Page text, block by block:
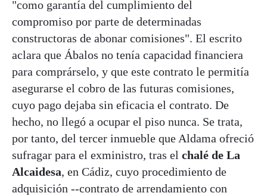
"como garantía del cumplimiento del
compromiso por parte de determinadas
constructoras de abonar comisiones". El escrito
aclara que Ábalos no tenía capacidad financiera
para comprárselo, y que este contrato le permitía
asegurarse el cobro de las futuras comisiones,
cuyo pago dejaba sin eficacia el contrato. De
hecho, no llegó a ocupar el piso nunca. Se trata,
por tanto, del tercer inmueble que Aldama ofreció
sufragar para el exministro, tras el chalé de La
Alcaidesa, en Cádiz, cuyo procedimiento de
adquisición --contrato de arrendamiento con